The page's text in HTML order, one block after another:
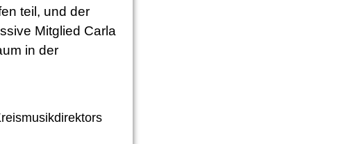
teil, und der
Mitglied Carla
in der